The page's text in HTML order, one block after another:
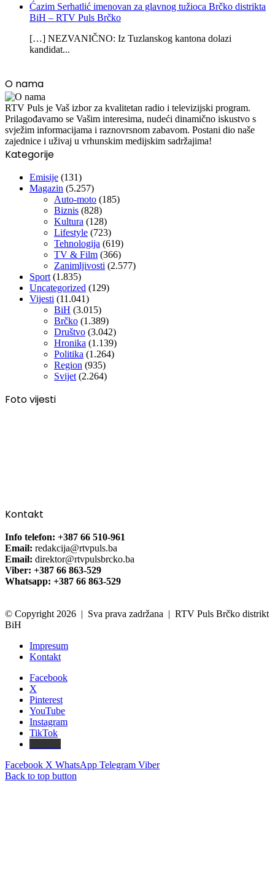
Ćazim Serhatlić imenovan za glavnog tužioca Brčko distrikta
BiH – RTV Puls Brčko
[…] NEZVANIČNO: Iz Tuzlanskog kantona dolazi
kandidat...
O nama
RTV Puls je Vaš izbor za kvalitetan radio i televizijski program.
Prilagođavamo se Vašim interesima, nudeći dinamično iskustvo s
svježim informacijama i raznovrsnom zabavom. Postani dio naše
zajednice i uživaj u vrhunskim medijskim sadržajima!
Kategorije
Emisije (131)
Magazin (5.257)
Auto-moto (185)
Biznis (828)
Kultura (128)
Lifestyle (723)
Tehnologija (619)
TV & Film (366)
Zanimljivosti (2.577)
Sport (1.835)
Uncategorized (129)
Vijesti (11.041)
BiH (3.015)
Brčko (1.389)
Društvo (3.042)
Hronika (1.139)
Politika (1.264)
Region (935)
Svijet (2.264)
Foto vijesti
Kontakt
Info telefon: +387 66 510-961
Email: redakcija@rtvpuls.ba
Email: direktor@rtvpulsbrcko.ba
Viber: +387 66 863-529
Whatsapp: +387 66 863-529
© Copyright 2026 | Sva prava zadržana | RTV Puls Brčko distrikt
BiH
Impresum
Kontakt
Facebook
X
Pinterest
YouTube
Instagram
TikTok
Facebook X WhatsApp Telegram Viber
Back to top button